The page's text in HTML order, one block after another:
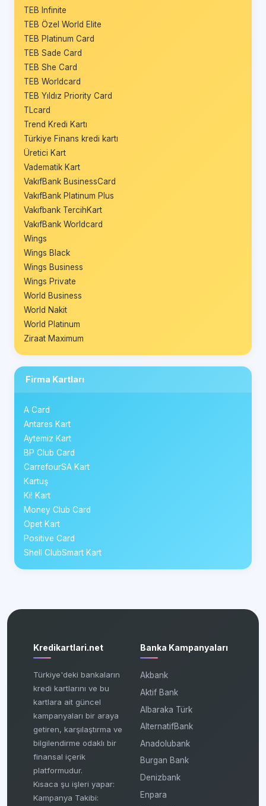
TEB Infinite
TEB Özel World Elite
TEB Platinum Card
TEB Sade Card
TEB She Card
TEB Worldcard
TEB Yıldız Priority Card
TLcard
Trend Kredi Kartı
Türkiye Finans kredi kartı
Üretici Kart
Vadematik Kart
VakıfBank BusinessCard
VakıfBank Platinum Plus
Vakıfbank TercihKart
VakıfBank Worldcard
Wings
Wings Black
Wings Business
Wings Private
World Business
World Nakit
World Platinum
Ziraat Maximum
Firma Kartları
A Card
Antares Kart
Aytemiz Kart
BP Club Card
CarrefourSA Kart
Kartuş
Ki! Kart
Money Club Card
Opet Kart
Positive Card
Shell ClubSmart Kart
Kredikartlari.net
Türkiye'deki bankaların
kredi kartlarını ve bu
kartlara ait güncel
kampanyaları bir araya
getiren, karşılaştırma ve
bilgilendirme odaklı bir
finansal içerik
platformudur.
Kısaca şu işleri yapar:
Kampanya Takibi:
Banka Kampanyaları
Akbank
Aktif Bank
Albaraka Türk
AlternatifBank
Anadolubank
Burgan Bank
Denizbank
Enpara